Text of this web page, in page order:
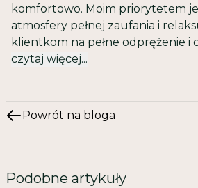
komfortowo. Moim priorytetem
atmosfery pełnej zaufania i
klientkom na pełne odprężenie i
czytaj więcej...
Powrót na bloga
Podobne artykuły